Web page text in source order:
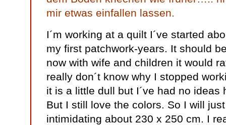
mir etwas einfallen lassen.
I´m working at a quilt I´ve started
my first patchwork-years. It should
now with wife and children it would
really don´t know why I stopped
it is a little dull but I´ve had no ideas
But I still love the colors. So I will
intimidating about 230 x 250 cm. I